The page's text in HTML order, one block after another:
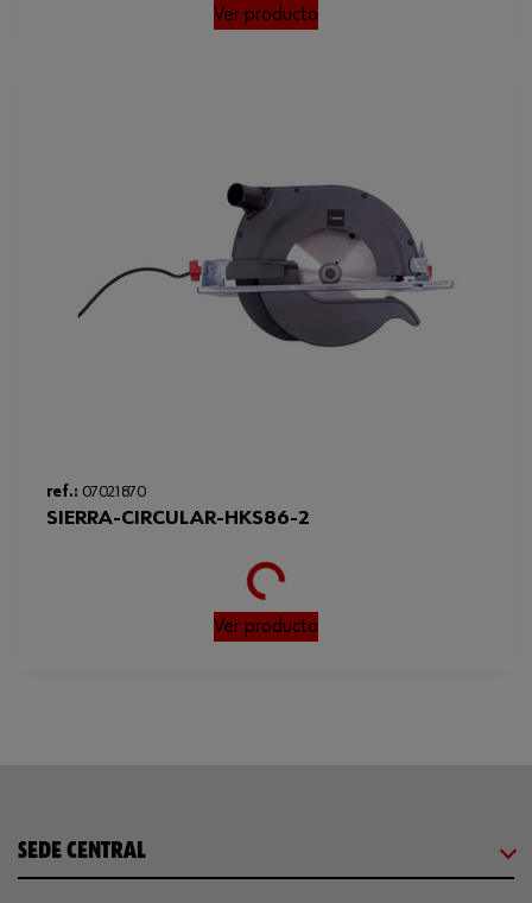
Ver producto
ref.: 07021870
SIERRA-CIRCULAR-HKS86-2
Loading...
Ver producto
SEDE CENTRAL